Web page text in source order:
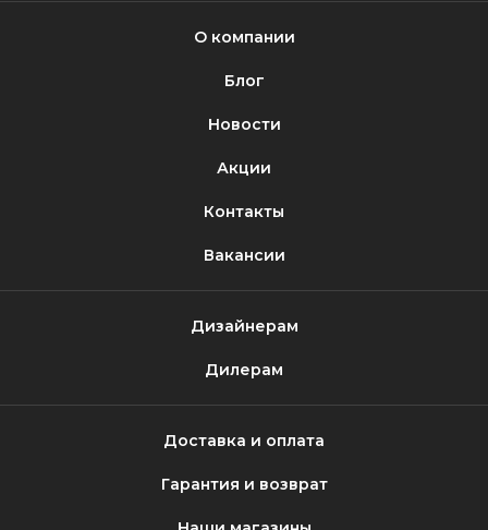
О компании
Блог
Новости
Акции
Контакты
Вакансии
Дизайнерам
Дилерам
Доставка и оплата
Гарантия и возврат